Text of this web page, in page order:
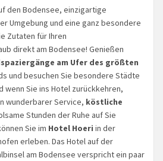
den Bodensee, einzigartige
Umgebung und eine ganz besondere
Zutaten für Ihren
direkt am Bodensee! Genießen
am Ufer des größten
und besuchen Sie besondere Städte
wenn Sie ins Hotel zurückkehren,
wunderbarer Service, köstliche
Stunden der Ruhe auf Sie
Sie im Hotel Hoeri in der
erleben. Das Hotel auf der
am Bodensee verspricht ein paar